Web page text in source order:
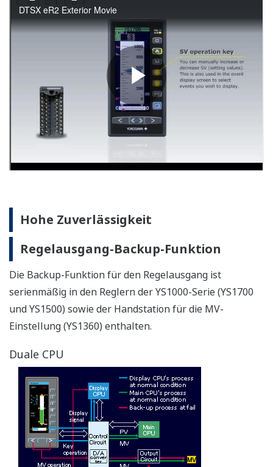
Problem auftritt.
*Serienmäßig in YS1700-1xx, YS1500-1xx, YS1360-
Batteriefreies Speicher-Backup
Für das Speicher-Backup wird ein nichtflüchtiger
verbessert die Betriebslebensdauer.
Die AC-/DC-Spannungsversorgung widersteht
Schwankungen in der Stromleitung.
Die AC-/DC-Spannungsversorgung (100 V/24 V)
versorgt das Instrument für eine konsistente Leistung.
Spannungsversorgung bei der Bestellung an).
Verbesserte Leistung der grundlegenden
Regelungsfunktionen